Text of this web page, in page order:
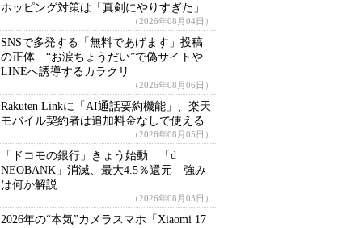
ホッピング対策は「真剣にやりすぎた」
（2026年08月04日）
SNSで多発する「無料であげます」投稿
の正体 “お涙ちょうだい”で偽サイトや
LINEへ誘導するカラクリ
（2026年08月06日）
Rakuten Linkに「AI通話要約機能」、楽天
モバイル契約者は追加料金なしで使える
（2026年08月05日）
「ドコモの銀行」きょう始動 「d
NEOBANK」消滅、最大4.5％還元 強み
は何か解説
（2026年08月03日）
2026年の“本気”カメラスマホ「Xiaomi 17